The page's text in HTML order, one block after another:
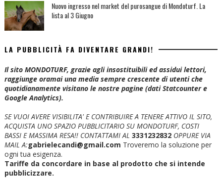
Nuovo ingresso nel market del purosangue di Mondoturf. La
lista al 3 Giugno
LA PUBBLICITÀ FA DIVENTARE GRANDI!
Il sito MONDOTURF, grazie agli insostituibili ed assidui lettori,
raggiunge oramai una media sempre crescente di utenti che
quotidianamente visitano le nostre pagine (dati Statcounter e
Google Analytics).
SE VUOI AVERE VISIBILITA' E CONTRIBUIRE A TENERE ATTIVO IL SITO,
ACQUISTA UNO SPAZIO PUBBLICITARIO SU MONDOTURF, COSTI
BASSI E MASSIMA RESA!! CONTATTAMI AL 3331232832 OPPURE VIA
MAIL A:gabrielecandi@gmail.com Troveremo la soluzione per
ogni tua esigenza.
Tariffe da concordare in base al prodotto che si intende
pubblicizzare.